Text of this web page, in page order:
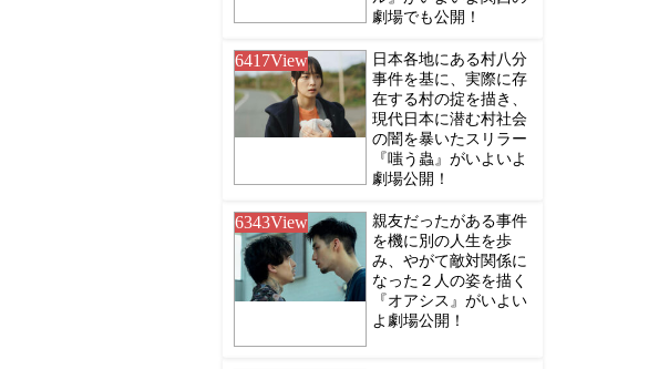
劇場でも公開！
6417View
日本各地にある村八分
事件を基に、実際に存
在する村の掟を描き、
現代日本に潜む村社会
の闇を暴いたスリラー
『嗤う蟲』がいよいよ
劇場公開！
6343View
親友だったがある事件
を機に別の人生を歩
み、やがて敵対関係に
なった２人の姿を描く
『オアシス』がいよい
よ劇場公開！